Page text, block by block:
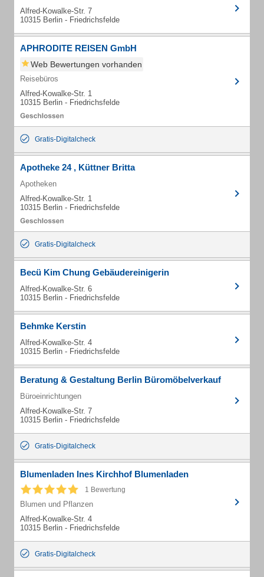
Alfred-Kowalke-Str. 7
10315 Berlin - Friedrichsfelde
APHRODITE REISEN GmbH
Web Bewertungen vorhanden
Reisebüros
Alfred-Kowalke-Str. 1
10315 Berlin - Friedrichsfelde
Gratis-Digitalcheck
Apotheke 24 , Küttner Britta
Apotheken
Alfred-Kowalke-Str. 1
10315 Berlin - Friedrichsfelde
Gratis-Digitalcheck
Becü Kim Chung Gebäudereinigerin
Alfred-Kowalke-Str. 6
10315 Berlin - Friedrichsfelde
Behmke Kerstin
Alfred-Kowalke-Str. 4
10315 Berlin - Friedrichsfelde
Beratung & Gestaltung Berlin Büromöbelverkauf
Büroeinrichtungen
Alfred-Kowalke-Str. 7
10315 Berlin - Friedrichsfelde
Gratis-Digitalcheck
Blumenladen Ines Kirchhof Blumenladen
1 Bewertung
Blumen und Pflanzen
Alfred-Kowalke-Str. 4
10315 Berlin - Friedrichsfelde
Gratis-Digitalcheck